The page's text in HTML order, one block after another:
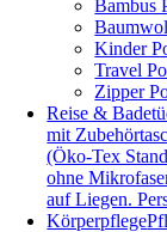
Bambus
Kinder
Travel
Zipper
Reise &
mit
(Öko-Tex
ohne
auf Liegen.
Körperpflege